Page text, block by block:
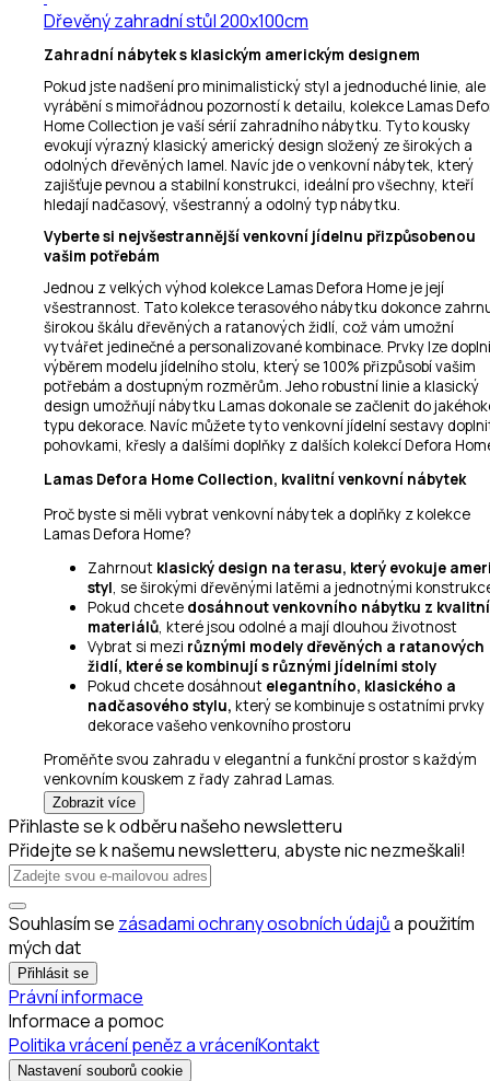
Dřevěný zahradní stůl 200x100cm
Zahradní nábytek s klasickým americkým designem
Pokud jste nadšení pro minimalistický styl a jednoduché linie, ale
vyrábění s mimořádnou pozorností k detailu, kolekce Lamas
Home Collection je vaší sérií zahradního nábytku. Tyto kousky
evokují výrazný klasický americký design složený ze širokých a
odolných dřevěných lamel. Navíc jde o venkovní nábytek, který
zajišťuje pevnou a stabilní konstrukci, ideální pro všechny, kteří
hledají nadčasový, všestranný a odolný typ nábytku.
Vyberte si nejvšestrannější venkovní jídelnu přizpůsobenou
vašim potřebám
Jednou z velkých výhod kolekce Lamas Defora Home je její
všestrannost. Tato kolekce terasového nábytku dokonce
širokou škálu dřevěných a ratanových židlí, což vám umožní
vytvářet jedinečné a personalizované kombinace. Prvky lze
výběrem modelu jídelního stolu, který se 100% přizpůsobí vašim
potřebám a dostupným rozměrům. Jeho robustní linie a klasický
design umožňují nábytku Lamas dokonale se začlenit do
typu dekorace. Navíc můžete tyto venkovní jídelní sestavy
pohovkami, křesly a dalšími doplňky z dalších kolekcí Defora
Lamas Defora Home Collection, kvalitní venkovní nábytek
Proč byste si měli vybrat venkovní nábytek a doplňky z kolekce
Lamas Defora Home?
Zahrnout klasický design na terasu, který evokuje
styl, se širokými dřevěnými latěmi a jednotnými
Pokud chcete dosáhnout venkovního nábytku z
materiálů, které jsou odolné a mají dlouhou životnost
Vybrat si mezi různými modely dřevěných a ratanových
židlí, které se kombinují s různými jídelními stoly
Pokud chcete dosáhnout elegantního, klasického a
nadčasového stylu, který se kombinuje s ostatními prvky
dekorace vašeho venkovního prostoru
Proměňte svou zahradu v elegantní a funkční prostor s každým
venkovním kouskem z řady zahrad Lamas.
Zobrazit více
Přihlaste se k odběru našeho newsletteru
Přidejte se k našemu newsletteru, abyste nic nezmeškali!
Souhlasím se zásadami ochrany osobních údajůa použitím
mých dat
Přihlásit se
Právní informace
Informace a pomoc
Politika vrácení peněz a vráceníKontakt
Nastavení souborů cookie